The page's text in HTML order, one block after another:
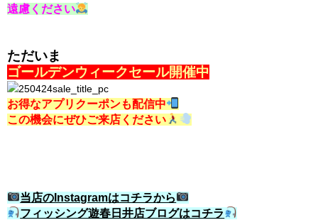
遠慮ください
ただいま
ゴールデンウィークセール開催中
お得なアプリクーポンも配信中
この機会にぜひご来店ください
当店のInstagramはコチラから
フィッシング遊春日井店ブログはコチラ